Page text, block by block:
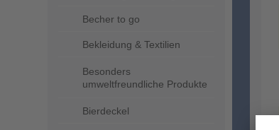
Becher to go
Bekleidung & Textilien
Besonders
umweltfreundliche Produkte
Bierdeckel